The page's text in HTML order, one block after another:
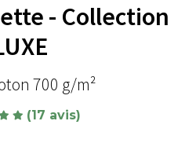
- Collection
700 g/m²
(17 avis)